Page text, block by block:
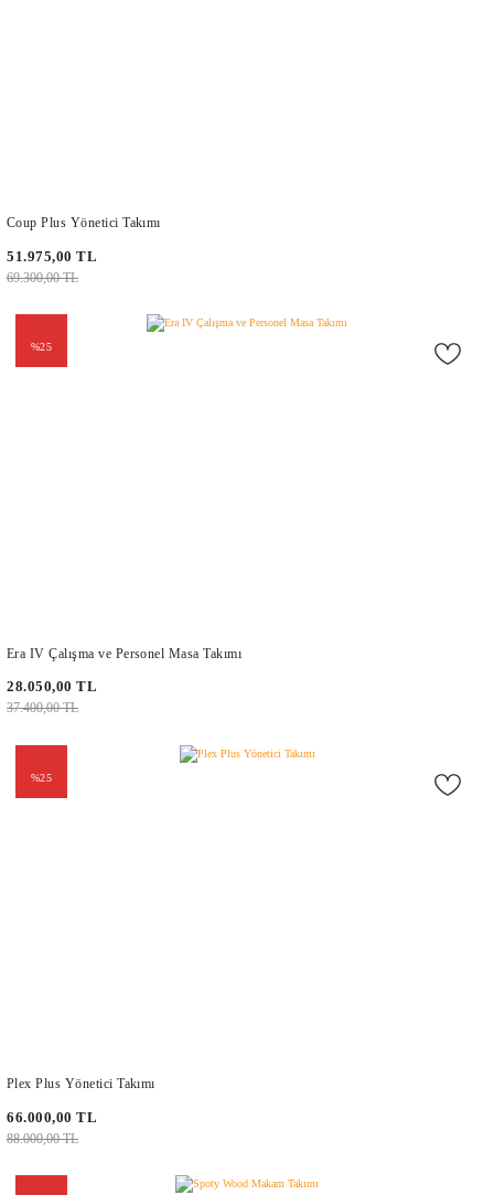
Coup Plus Yönetici Takımı
51.975,00 TL
69.300,00 TL
%25
Era IV Çalışma ve Personel Masa Takımı
28.050,00 TL
37.400,00 TL
%25
Plex Plus Yönetici Takımı
66.000,00 TL
88.000,00 TL